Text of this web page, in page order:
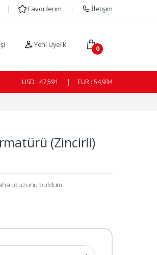
Favorilerim İletişim
Yeni Üyelik 0
USD : 47,591 EUR : 54,934
(Zincirli)
ucuzunu buldum